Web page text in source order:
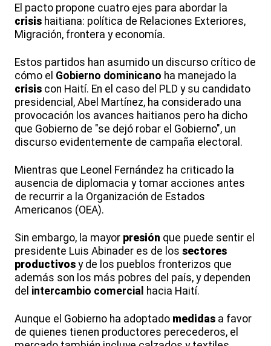
El pacto propone cuatro ejes para abordar la
crisis haitiana: política de Relaciones Exteriores,
Migración, frontera y economía.
Estos partidos han asumido un discurso crítico de
cómo el Gobierno dominicano ha manejado la
crisis con Haití. En el caso del PLD y su candidato
presidencial, Abel Martínez, ha considerado una
provocación los avances haitianos pero ha dicho
que Gobierno de "se dejó robar el Gobierno", un
discurso evidentemente de campaña electoral.
Mientras que Leonel Fernández ha criticado la
ausencia de diplomacia y tomar acciones antes
de recurrir a la Organización de Estados
Americanos (OEA).
Sin embargo, la mayor presión que puede sentir el
presidente Luis Abinader es de los sectores
productivos y de los pueblos fronterizos que
además son los más pobres del país, y dependen
del intercambio comercial hacia Haití.
Aunque el Gobierno ha adoptado medidas a favor
de quienes tienen productores perecederos, el